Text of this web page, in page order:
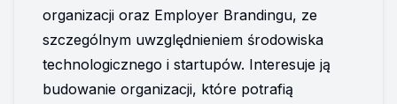
organizacji oraz Employer Brandingu, ze
szczególnym uwzględnieniem środowiska
technologicznego i startupów. Interesuje ją
budowanie organizacji, które potrafią